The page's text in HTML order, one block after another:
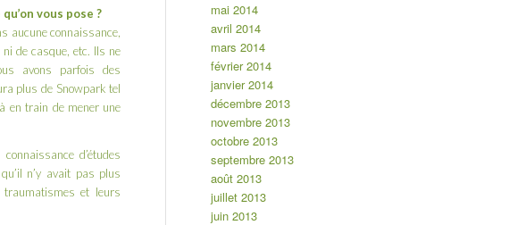
vous pose ?
aucune connaissance,
de casque, etc. Ils ne
avons parfois des
plus de Snowpark tel
en train de mener une
d’études
n’y avait pas plus
et leurs
mai 2014
avril 2014
mars 2014
février 2014
janvier 2014
décembre 2013
novembre 2013
octobre 2013
septembre 2013
août 2013
juillet 2013
juin 2013